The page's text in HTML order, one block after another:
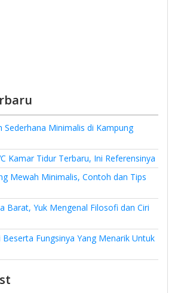
Sederhana Minimalis di Kampung
Kamar Tidur Terbaru, Ini Referensinya
Mewah Minimalis, Contoh dan Tips
Barat, Yuk Mengenal Filosofi dan Ciri
Fungsinya Yang Menarik Untuk